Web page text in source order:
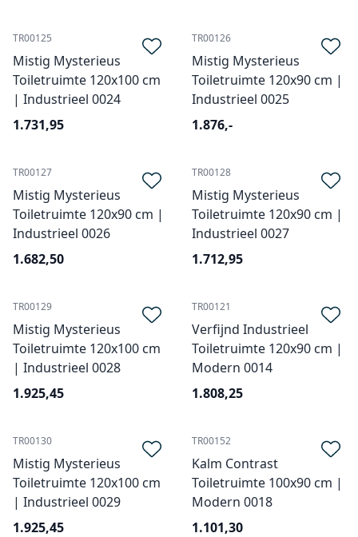
TR00125
Mistig Mysterieus
Toiletruimte 120x100 cm
| Industrieel 0024
1.731,95
TR00126
Mistig Mysterieus
Toiletruimte 120x90 cm |
Industrieel 0025
1.876,-
TR00127
Mistig Mysterieus
Toiletruimte 120x90 cm |
Industrieel 0026
1.682,50
TR00128
Mistig Mysterieus
Toiletruimte 120x90 cm |
Industrieel 0027
1.712,95
TR00129
Mistig Mysterieus
Toiletruimte 120x100 cm
| Industrieel 0028
1.925,45
TR00121
Verfijnd Industrieel
Toiletruimte 120x90 cm |
Modern 0014
1.808,25
TR00130
Mistig Mysterieus
Toiletruimte 120x100 cm
| Industrieel 0029
1.925,45
TR00152
Kalm Contrast
Toiletruimte 100x90 cm |
Modern 0018
1.101,30